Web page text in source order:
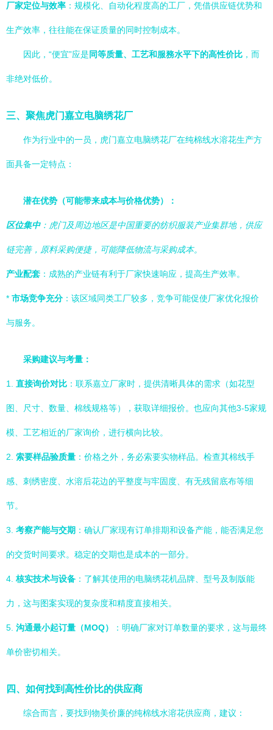
厂家定位与效率 ：规模化、自动化程度高的工厂，凭借供应链优势和
生产效率，往往能在保证质量的同时控制成本。
因此，“便宜”应是同等质量、工艺和服務水平下的高性价比 ，而
非绝对低价。
三、聚焦虎门嘉立电脑绣花厂
作为行业中的一员，虎门嘉立电脑绣花厂在纯棉线水溶花生产方
面具备一定特点：
潜在优势（可能带来成本与价格优势）：
区位集中：虎门及周边地区是中国重要的纺织服装产业集群地，供应
链完善，原料采购便捷，可能降低物流与采购成本。
产业配套 ：成熟的产业链有利于厂家快速响应，提高生产效率。
* 市场竞争充分 ：该区域同类工厂较多，竞争可能促使厂家优化报价
与服务。
采购建议与考量：
1. 直接询价对比 ：联系嘉立厂家时，提供清晰具体的需求（如花型
图、尺寸、数量、棉线规格等），获取详细报价。也应向其他3-5家规
模、工艺相近的厂家询价，进行横向比较。
2. 索要样品验质量 ：价格之外，务必索要实物样品。检查其棉线手
感、刺绣密度、水溶后花边的平整度与牢固度、有无残留底布等细
节。
3. 考察产能与交期 ：确认厂家现有订单排期和设备产能，能否满足您
的交货时间要求。稳定的交期也是成本的一部分。
4. 核实技术与设备 ：了解其使用的电脑绣花机品牌、型号及制版能
力，这与图案实现的复杂度和精度直接相关。
5. 沟通最小起订量（MOQ） ：明确厂家对订单数量的要求，这与最终
单价密切相关。
四、如何找到高性价比的供应商
综合而言，要找到物美价廉的纯棉线水溶花供应商，建议：